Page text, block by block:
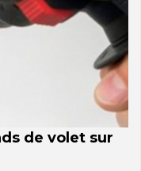
de volet sur